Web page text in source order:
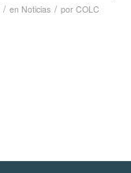
/ en Noticias / por COLC